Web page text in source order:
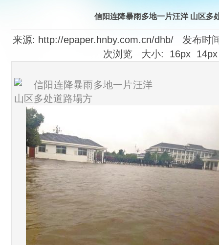
信阳连降暴雨多地一片汪洋 山区多
来源: http://epaper.hnby.com.cn/dhb/ 发布时
次浏览 大小: 16px 14px